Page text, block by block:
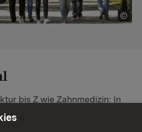
bis Z wie Zahnmedizin: In
warten unzählige